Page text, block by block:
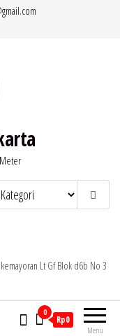
Lt Gf Blok d6b No 3
Menu
0
Rp0